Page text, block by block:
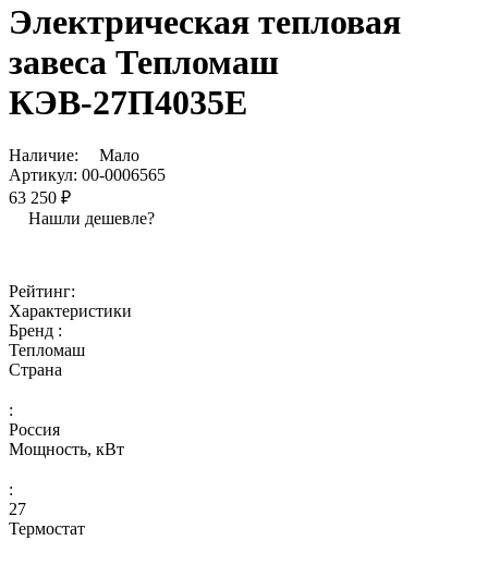
Электрическая тепловая
завеса Тепломаш
КЭВ-27П4035Е
Наличие:
Мало
Артикул: 00-0006565
63 250 ₽
Нашли дешевле?
Рейтинг:
Характеристики
Бренд :
Тепломаш
Страна
:
Россия
Мощность, кВт
:
27
Термостат